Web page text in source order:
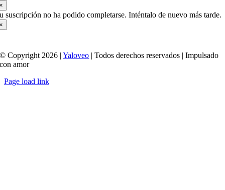
suscripción no ha podido completarse. Inténtalo de nuevo más tarde.
© Copyright 2026 |Yaloveo | Todos derechos reservados | Impulsado
con amor
Page load link